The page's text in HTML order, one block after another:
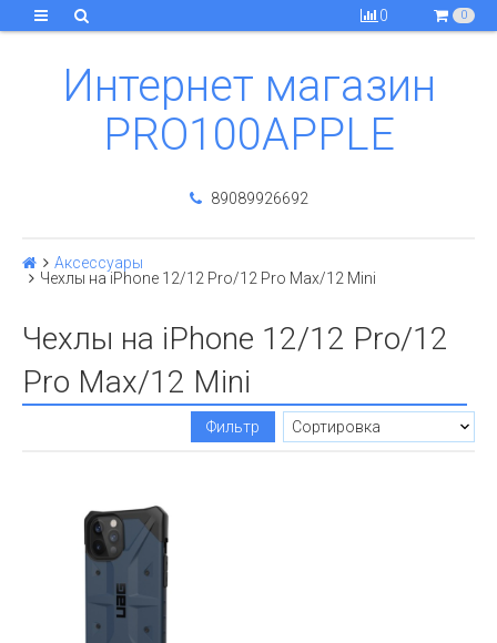
0 0
Интернет магазин
PRO100APPLE
89089926692
Аксессуары
Чехлы на iPhone 12/12 Pro/12 Pro Max/12 Mini
Чехлы на iPhone 12/12 Pro/12
Pro Max/12 Mini
Фильтр